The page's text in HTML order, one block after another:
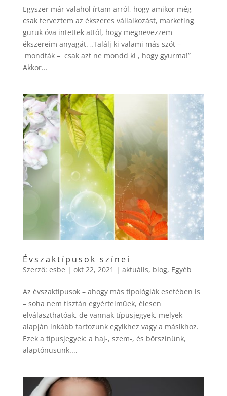
Egyszer már valahol írtam arról, hogy amikor még
csak terveztem az ékszeres vállalkozást, marketing
guruk óva intettek attól, hogy megnevezzem
ékszereim anyagát. „Találj ki valami más szót –
mondták – csak azt ne mondd ki , hogy gyurma!”
Akkor...
Évszaktípusok színei
Szerző: esbe | okt 22, 2021 | aktuális, blog, Egyéb
Az évszaktípusok – ahogy más tipológiák esetében is
– soha nem tisztán egyértelműek, élesen
elválaszthatóak, de vannak típusjegyek, melyek
alapján inkább tartozunk egyikhez vagy a másikhoz.
Ezek a típusjegyek: a haj-, szem-, és bőrszínünk,
alaptónusunk....